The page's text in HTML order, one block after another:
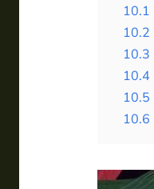
10.1
10.2
10.3
10.4
10.5
10.6